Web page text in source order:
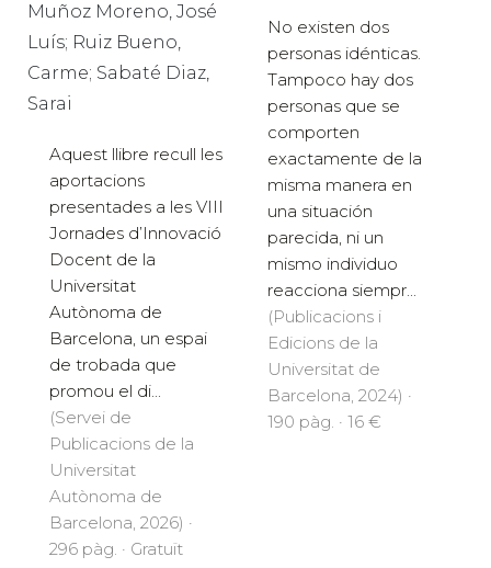
Muñoz Moreno, José
Luís; Ruiz Bueno,
Carme; Sabaté Diaz,
Sarai
Aquest llibre recull les
aportacions
presentades a les VIII
Jornades d’Innovació
Docent de la
Universitat
Autònoma de
Barcelona, un espai
de trobada que
promou el di...
(Servei de
Publicacions de la
Universitat
Autònoma de
Barcelona, 2026) ·
296 pàg. · Gratuït
No existen dos
personas idénticas.
Tampoco hay dos
personas que se
comporten
exactamente de la
misma manera en
una situación
parecida, ni un
mismo individuo
reacciona siempr...
(Publicacions i
Edicions de la
Universitat de
Barcelona, 2024) ·
190 pàg. · 16 €